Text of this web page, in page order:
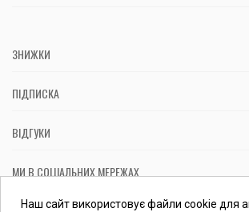
ЗНИЖКИ
ПІДПИСКА
ВІДГУКИ
МИ В СОЦІАЛЬНИХ МЕРЕЖАХ
Вас обслуговує: ФОП Косташ С.І., номер
Наш сайт використовує файли cookie для